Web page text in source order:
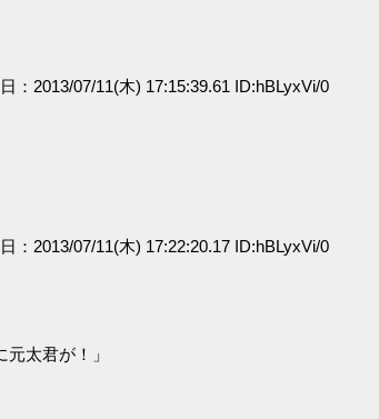
：2013/07/11(木) 17:15:39.61 ID:hBLyxVi/0
：2013/07/11(木) 17:22:20.17 ID:hBLyxVi/0
太君が！」